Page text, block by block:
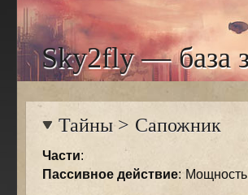
Sky2fly — база
Тайны> Сапожник
Части:
Пассивное действие: Мощность